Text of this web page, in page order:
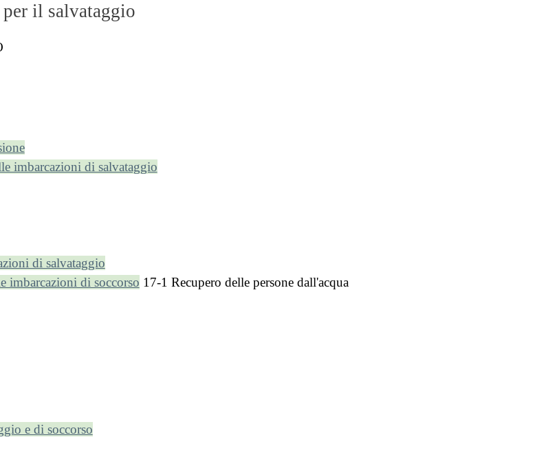
il salvataggio
imbarcazioni di salvataggio
di salvataggio
imbarcazioni di soccorso 17-1 Recupero delle persone dall'acqua
e di soccorso